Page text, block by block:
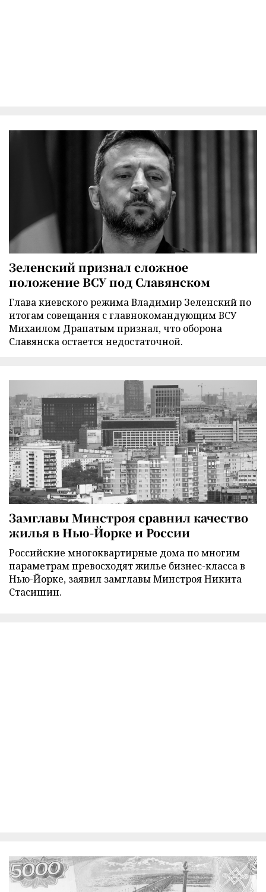
Зеленский признал сложное
положение ВСУ под Славянском
Глава киевского режима Владимир Зеленский по
итогам совещания с главнокомандующим ВСУ
Михаилом Драпатым признал, что оборона
Славянска остается недостаточной.
Замглавы Минстроя сравнил качество
жилья в Нью-Йорке и России
Российские многоквартирные дома по многим
параметрам превосходят жилье бизнес-класса в
Нью-Йорке, заявил замглавы Минстроя Никита
Стасишин.